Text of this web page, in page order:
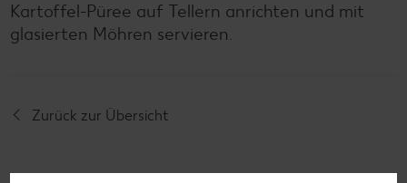
Kartoffel-Püree auf Tellern anrichten und mit
glasierten Möhren servieren.
Zurück zur Übersicht